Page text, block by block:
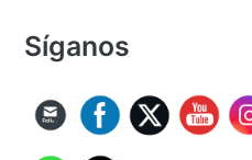
Síganos